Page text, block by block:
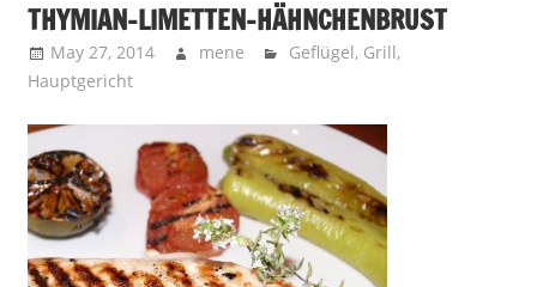
THYMIAN-LIMETTEN-HÄHNCHENBRUST
May 27, 2014 mene Geflügel, Grill,
Hauptgericht